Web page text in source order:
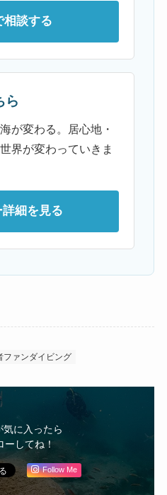
相談する
ら
が変わる。居心地・
界が変わっていきま
細を見る
ファンダイビング
気に入ったら
ーしてね！
Follow Me